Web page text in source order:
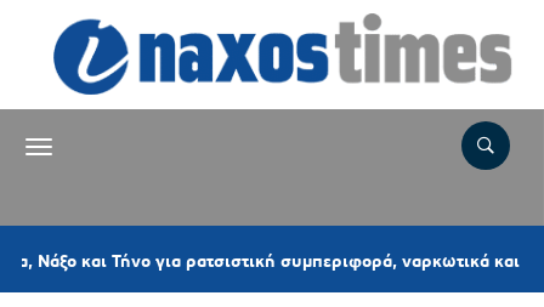
Τήνο για ρατσιστική συμπεριφορά, ναρκωτικά και